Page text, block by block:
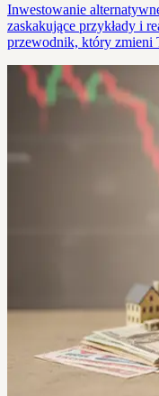
Inwestowanie
zaskakujące przykłady i
przewodnik, który zmieni